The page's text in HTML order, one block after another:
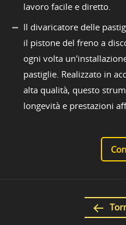
lavoro facile e diretto.
Il divaricatore delle
il pistone del freno a
ogni volta
pastiglie. Realizzato in
alta qualità, questo
longevità e prestazioni